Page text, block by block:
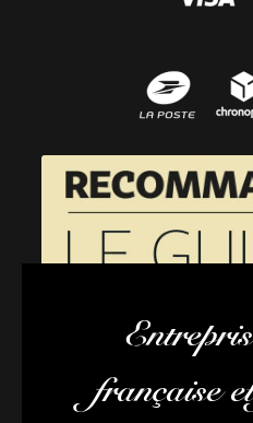
française